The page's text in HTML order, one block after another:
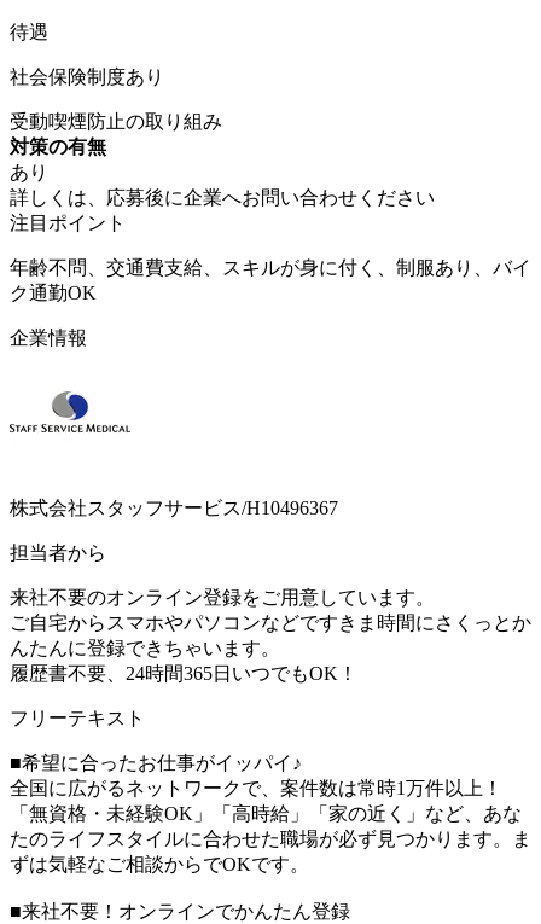
待遇
社会保険制度あり
受動喫煙防止の取り組み
対策の有無
あり
詳しくは、応募後に企業へお問い合わせください
注目ポイント
年齢不問、交通費支給、スキルが身に付く、制服あり、バイ
ク通勤OK
企業情報
株式会社スタッフサービス/H10496367
担当者から
来社不要のオンライン登録をご用意しています。
ご自宅からスマホやパソコンなどですきま時間にさくっとか
んたんに登録できちゃいます。
履歴書不要、24時間365日いつでもOK！
フリーテキスト
■希望に合ったお仕事がイッパイ♪
全国に広がるネットワークで、案件数は常時1万件以上！
「無資格・未経験OK」「高時給」「家の近く」など、あな
たのライフスタイルに合わせた職場が必ず見つかります。ま
ずは気軽なご相談からでOKです。
■来社不要！オンラインでかんたん登録